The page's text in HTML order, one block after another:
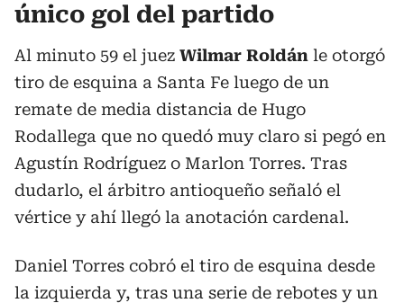
único gol del partido
Al minuto 59 el juez Wilmar Roldán le otorgó
tiro de esquina a Santa Fe luego de un
remate de media distancia de Hugo
Rodallega que no quedó muy claro si pegó en
Agustín Rodríguez o Marlon Torres. Tras
dudarlo, el árbitro antioqueño señaló el
vértice y ahí llegó la anotación cardenal.
Daniel Torres cobró el tiro de esquina desde
la izquierda y, tras una serie de rebotes y un